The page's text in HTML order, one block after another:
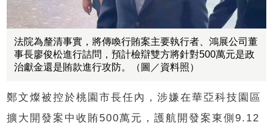
法院為釐清事實，將傳喚行賄案主要執行者、鴻展公司董
事長廖俊松進行詰問，預計檢辯雙方將針對500萬元是政
治獻金還是賄款進行攻防。（圖／資料照）
鄭文燦被控於桃園市長任內，涉嫌在華亞科技園區
擴大開發案中收賄500萬元，護航開發案東側9.12